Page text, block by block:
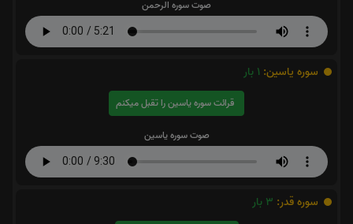
صوت سوره الرحمن
سوره یاسین: 1 بار
قرائت سوره یاسین را تقبل میکنم
صوت سوره یاسین
سوره قدر: 3 بار